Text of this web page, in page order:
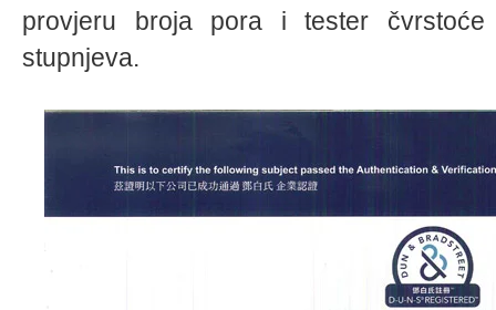
provjeru broja pora i tester
stupnjeva.